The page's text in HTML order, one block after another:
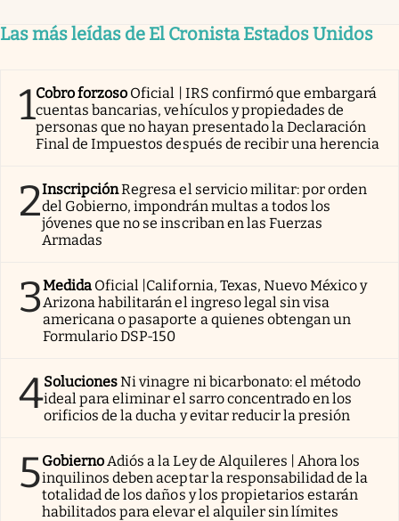
Las más leídas de El Cronista Estados Unidos
1Cobro forzoso Oficial | IRS confirmó que embargará
cuentas bancarias, vehículos y propiedades de
personas que no hayan presentado la Declaración
Final de Impuestos después de recibir una herencia
2InscripciónRegresa el servicio militar: por orden
del Gobierno, impondrán multas a todos los
jóvenes que no se inscriban en las Fuerzas
Armadas
3Medida Oficial |California, Texas, Nuevo México y
Arizona habilitarán el ingreso legal sin visa
americana o pasaporte a quienes obtengan un
Formulario DSP-150
4SolucionesNi vinagre ni bicarbonato: el método
ideal para eliminar el sarro concentrado en los
orificios de la ducha y evitar reducir la presión
5GobiernoAdiós a la Ley de Alquileres | Ahora los
inquilinos deben aceptar la responsabilidad de la
totalidad de los daños y los propietarios estarán
habilitados para elevar el alquiler sin límites